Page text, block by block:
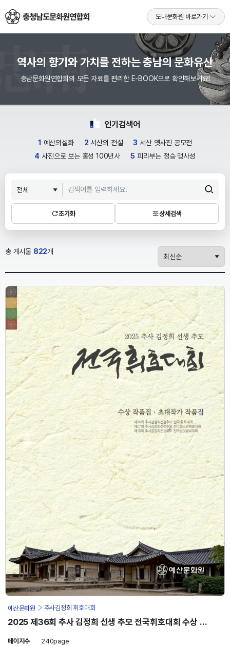
충청남도문화원연합회 도내문화원 바로가기
역사의 향기와 가치를 전하는 충남의 문화유산
충남문화원연합회의 모든 자료를 편리한 E-BOOK으로 확인해보세요!
인기검색어
1 예산의설화 2 서산의 전설 3 서산 옛사진 공모전
4 사진으로 보는 홍성 100년사 5 피리부는 정승 맹사성
초기화 상세검색
총 게시물 822개
예산문화원 추사김정희 휘호대회
2025 제36회 추사 김정희 선생 추모 전국휘호대회 수상 작
페이지수
240page